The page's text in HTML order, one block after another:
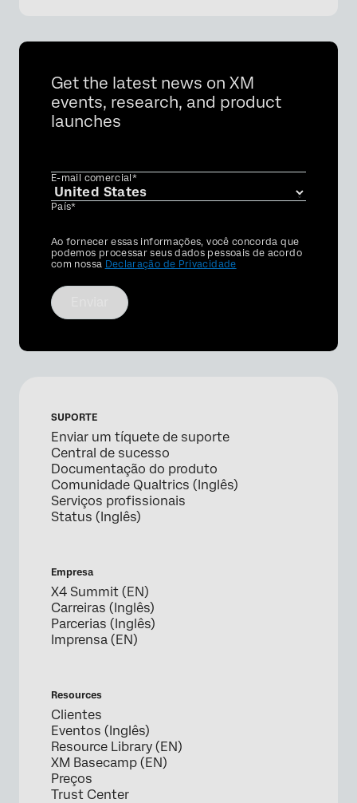
Get the latest news on XM
events, research, and product
launches
E-mail comercial*
País*
Privacy
Optin
Ao fornecer essas informações, você concorda que
podemos processar seus dados pessoais de acordo
com nossa Declaração de Privacidade
SUPORTE
Enviar um tíquete de suporte
Central de sucesso
Documentação do produto
Comunidade Qualtrics (Inglês)
Serviços profissionais
Status (Inglês)
Empresa
X4 Summit (EN)
Carreiras (Inglês)
Parcerias (Inglês)
Imprensa (EN)
Resources
Clientes
Eventos (Inglês)
Resource Library (EN)
XM Basecamp (EN)
Preços
Trust Center